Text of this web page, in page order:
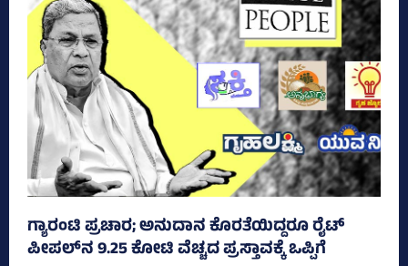
ಗ್ಯಾರಂಟಿ ಪ್ರಚಾರ; ಅನುದಾನ ಕೊರತೆಯಿದ್ದರೂ ರೈಟ್‌
ಪೀಪಲ್‌ನ 9.25 ಕೋಟಿ ವೆಚ್ಚದ ಪ್ರಸ್ತಾವಕ್ಕೆ ಒಪ್ಪಿಗೆ